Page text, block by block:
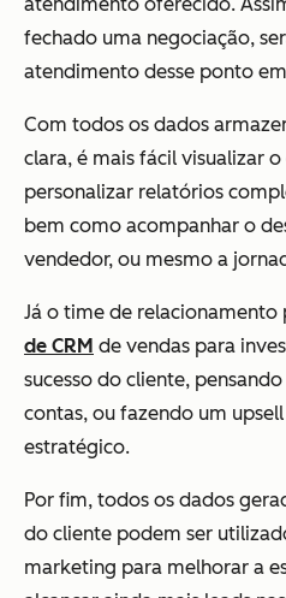
atendimento oferecido.
fechado uma negociação,
atendimento desse ponto
Com todos os dados
clara, é mais fácil visualizar
personalizar relatórios
bem como acompanhar o
vendedor, ou mesmo a
Já o time de
de CRM de vendas para
sucesso do cliente,
contas, ou fazendo um
estratégico.
Por fim, todos os dados
do cliente podem ser
marketing para melhorar a